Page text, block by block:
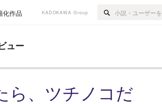
化作品 KADOKAWA Group
ュー
ら、ツチノコだ